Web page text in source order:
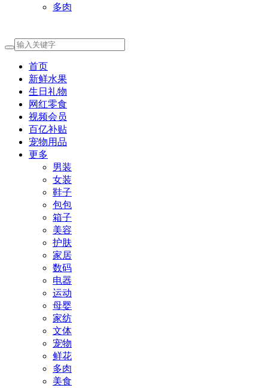
多肉
首页
新鲜水果
生日礼物
网红零食
视频会员
百亿补贴
宠物用品
更多
男装
女装
鞋子
包包
箱子
美容
护肤
家居
数码
电器
运动
母婴
家纺
文体
宠物
鲜花
多肉
美食